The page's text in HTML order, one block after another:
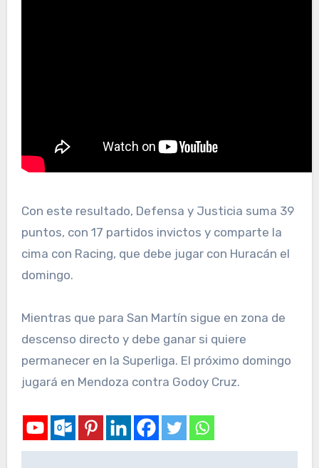
Con este resultado, Defensa y Justicia suma 39
puntos, con 17 partidos invictos y comparte la
cima con Racing, que debe jugar con Huracán el
domingo.
Mientras que para San Martín sigue en zona de
descenso directo y debe ganar si quiere
permanecer en la Superliga. El próximo domingo
jugará en Mendoza contra Godoy Cruz.